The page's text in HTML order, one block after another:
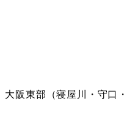
大阪東部（寝屋川・守口